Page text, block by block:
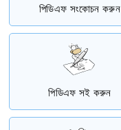
পিডিএফ সংকোচন করুন
পিডিএফ সই করুন